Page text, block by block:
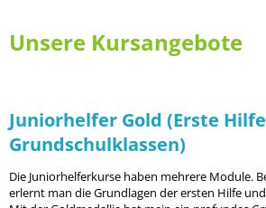
Unsere Kursangebote
Juniorhelfer Gold (Erste
Grundschulklassen)
Die Juniorhelferkurse haben mehrere Module.
erlernt man die Grundlagen der ersten Hilfe